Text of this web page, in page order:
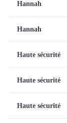
Hannah
Hannah
Haute sécurité
Haute sécurité
Haute sécurité